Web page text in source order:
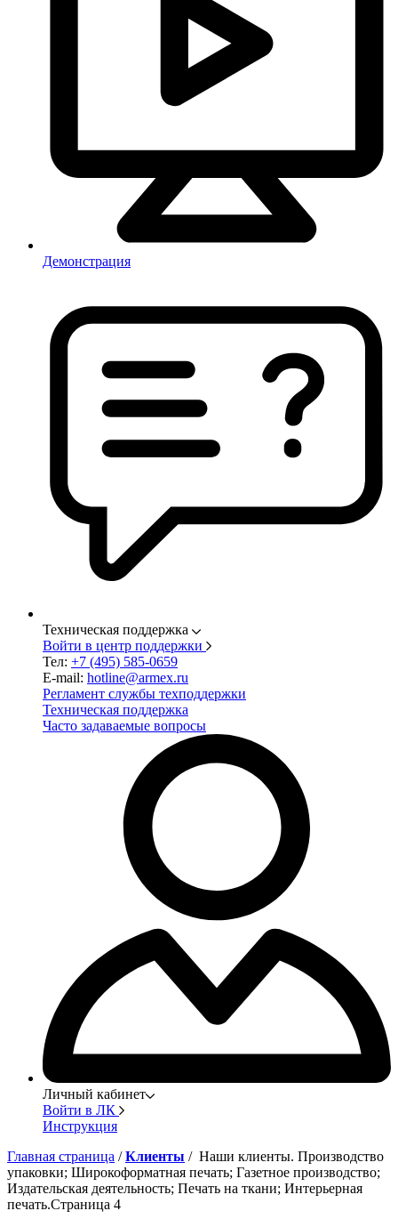
Демонстрация
Техническая поддержка
Войти в центр поддержки
Тел: +7 (495) 585-0659
E-mail: hotline@armex.ru
Регламент службы техподдержки
Техническая поддержка
Часто задаваемые вопросы
Личный кабинет
Войти в ЛК
Инструкция
Главная страница /Клиенты / Наши клиенты. Производство
упаковки; Широкоформатная печать; Газетное производство;
Издательская деятельность; Печать на ткани; Интерьерная
печать.Страница 4